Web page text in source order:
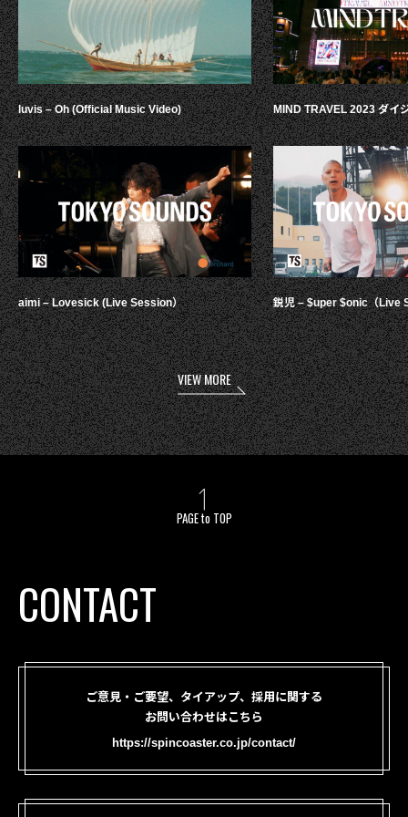
luvis – Oh (Official Music Video)
aimi – Lovesick (Live Session）
MIND TRAVEL 2023 ダイ
鋭児 – $uper $onic（Live
VIEW MORE
PAGE to TOP
CONTACT
ご意見・ご要望、タイアップ、採用に関する
お問い合わせはこちら
https://spincoaster.co.jp/contact/